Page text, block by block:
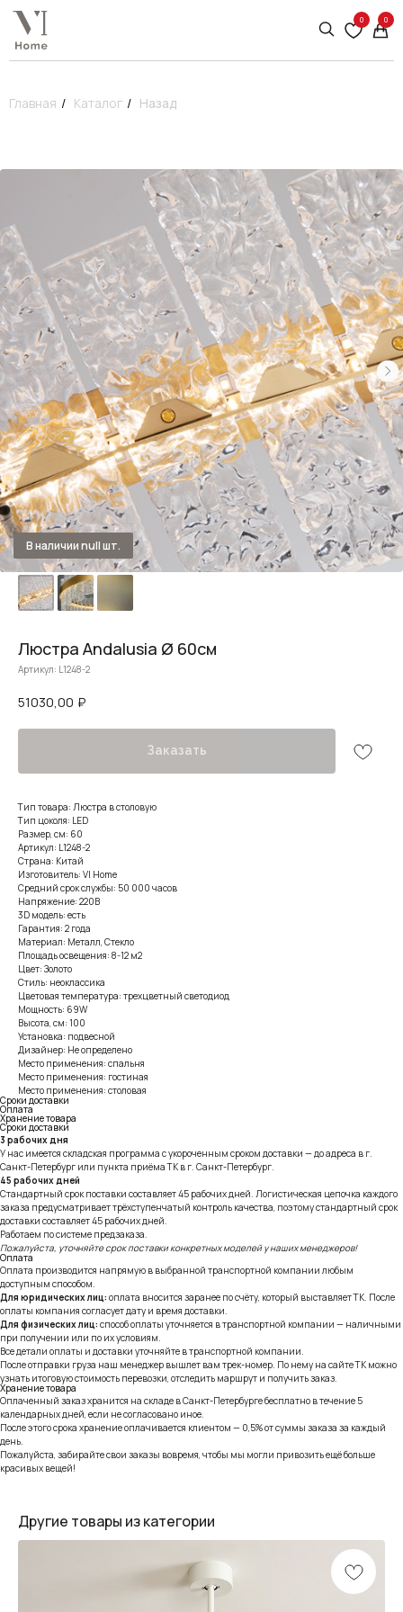
0 0
Главная / Каталог / Назад
Люстра Andalusia Ø 60см
Артикул: L1248-2
51030,00 ₽
Заказать
Тип товара: Люстра в столовую
Тип цоколя: LED
Размер, см: 60
Артикул: L1248-2
Страна: Китай
Изготовитель: VI Home
Средний срок службы: 50 000 часов
Напряжение: 220В
3D модель: есть
Гарантия: 2 года
Материал: Металл, Стекло
Площадь освещения: 8-12 м2
Цвет: Золото
Стиль: неоклассика
Цветовая температура: трехцветный светодиод
Мощность: 69W
Высота, см: 100
Установка: подвесной
Дизайнер: Не определено
Место применения: спальня
Место применения: гостиная
Место применения: столовая
Сроки доставки
Оплата
Хранение товара
Сроки доставки
3 рабочих дня
У нас имеется складская программа с укороченным сроком доставки — до адреса в г.
Санкт-Петербург или пункта приёма ТК в г. Санкт-Петербург.
45 рабочих дней
Стандартный срок поставки составляет 45 рабочих дней. Логистическая цепочка каждого
заказа предусматривает трёхступенчатый контроль качества, поэтому стандартный срок
доставки составляет 45 рабочих дней.
Работаем по системе предзаказа.
Пожалуйста, уточняйте срок поставки конкретных моделей у наших менеджеров!
Оплата
Оплата производится напрямую в выбранной транспортной компании любым
доступным способом.
Для юридических лиц: оплата вносится заранее по счёту, который выставляет ТК. После
оплаты компания согласует дату и время доставки.
Для физических лиц: способ оплаты уточняется в транспортной компании — наличными
при получении или по их условиям.
Все детали оплаты и доставки уточняйте в транспортной компании.
После отправки груза наш менеджер вышлет вам трек-номер. По нему на сайте ТК можно
узнать итоговую стоимость перевозки, отследить маршрут и получить заказ.
Хранение товара
Оплаченный заказ хранится на складе в Санкт-Петербурге бесплатно в течение 5
календарных дней, если не согласовано иное.
После этого срока хранение оплачивается клиентом — 0,5% от суммы заказа за каждый
день.
Пожалуйста, забирайте свои заказы вовремя, чтобы мы могли привозить ещё больше
красивых вещей!
Другие товары из категории